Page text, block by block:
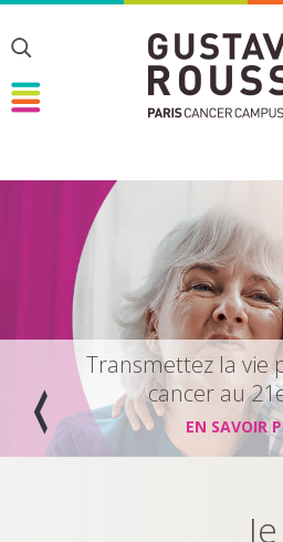
Toggle
Toggle
Transmettez la vie
cancer au
EN SAVOIR
Prev